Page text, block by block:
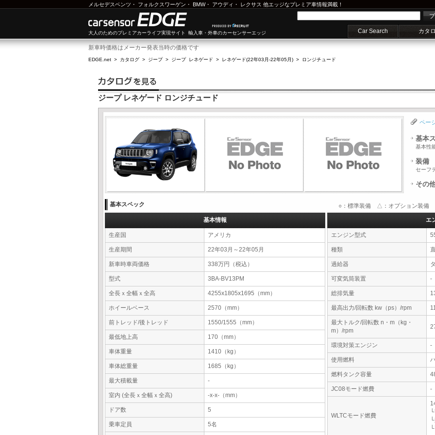
メルセデスベンツ ・ フォルクスワーゲン ・ BMW・ アウディ ・ レクサス 他エッジなプレミア車情報満載！
大人のためのプレミアカーライフ実現サイト 輸入車・外車のカーセンサーエッジ Car Search カタ
新車時価格はメーカー発表当時の価格です
EDGE.net > カタログ > ジープ> ジープ レネゲード > レネゲード(22年03月-22年05月) > ロンジチュード
ジープ レネゲード ロンジチュード
ペー
基本
基本性
装備
セーフ
その
基本スペック ○：標準装備 △：オプション装備 -
基本情報
生産国 アメリカ
生産期間 22年03月～22年05月
新車時車両価格 338万円（税込）
型式 3BA-BV13PM
全長ｘ全幅ｘ全高 4255x1805x1695（mm）
ホイールベース 2570（mm）
前トレッド/後トレッド 1550/1555（mm）
最低地上高 170（mm）
車体重量 1410（kg）
車体総重量 1685（kg）
最大積載量 -
室内 (全長ｘ全幅ｘ全高) -x-x-（mm）
ドア数 5
乗車定員 5名
エ
エンジン型式
種類
過給器
可変気筒装置 -
総排気量
最高出力/回転数 kw（ps）/rpm
最大トルク/回転数 n・m（kg・
m）/rpm
環境対策エンジン -
使用燃料
燃料タンク容量
JC08モード燃費 -
WLTCモード燃費